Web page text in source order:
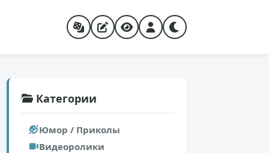
Категории
Юмор / Приколы
Видеоролики